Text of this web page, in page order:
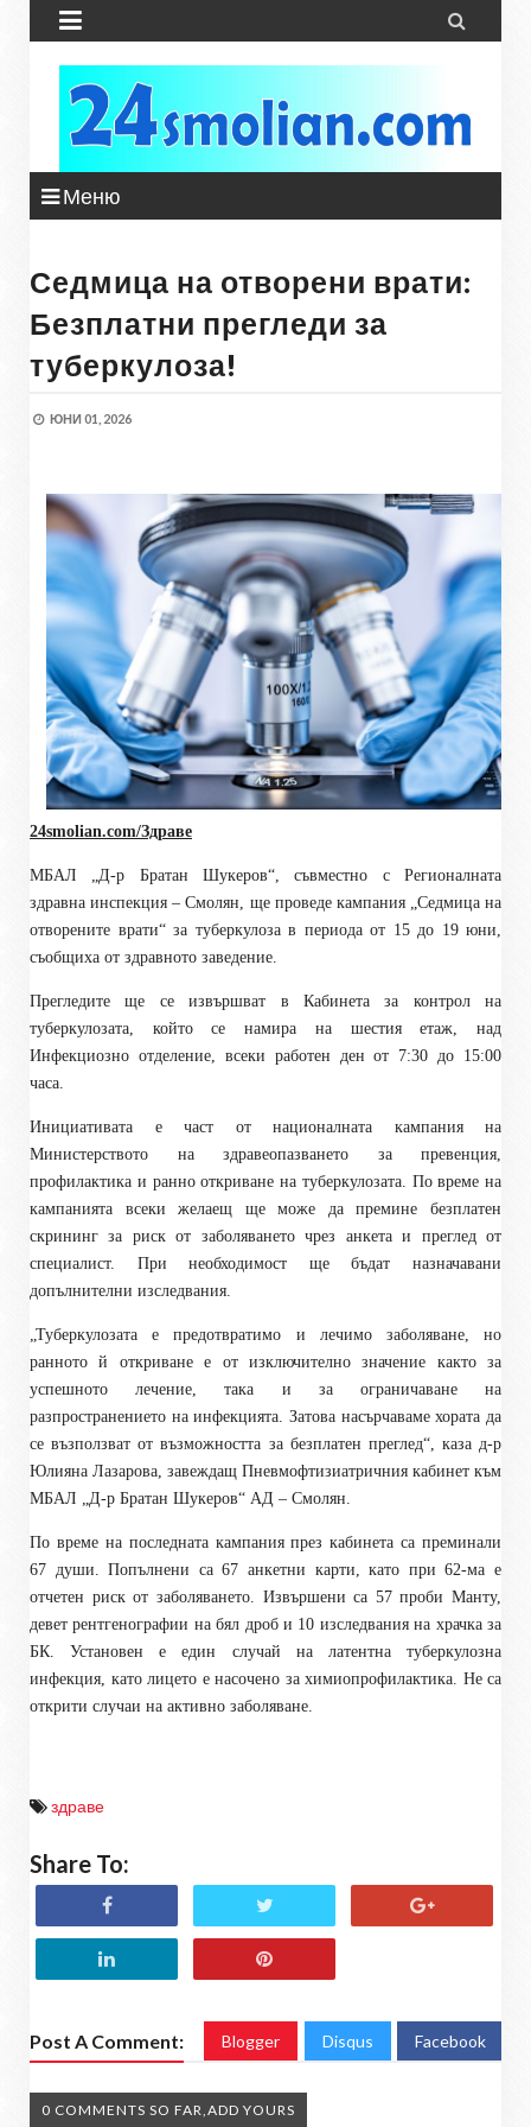
 
Меню
Седмица на отворени врати:
Безплатни прегледи за
туберкулоза!
ЮНИ 01, 2026
24smolian.com/Здраве
МБАЛ „Д-р Братан Шукеров“, съвместно с Регионалната
здравна инспекция – Смолян, ще проведе кампания „Седмица на
отворените врати“ за туберкулоза в периода от 15 до 19 юни,
съобщиха от здравното заведение.
Прегледите ще се извършват в Кабинета за контрол на
туберкулозата, който се намира на шестия етаж, над
Инфекциозно отделение, всеки работен ден от 7:30 до 15:00
часа.
Инициативата е част от националната кампания на
Министерството на здравеопазването за превенция,
профилактика и ранно откриване на туберкулозата. По време на
кампанията всеки желаещ ще може да премине безплатен
скрининг за риск от заболяването чрез анкета и преглед от
специалист. При необходимост ще бъдат назначавани
допълнителни изследвания.
„Туберкулозата е предотвратимо и лечимо заболяване, но
ранното й откриване е от изключително значение както за
успешното лечение, така и за ограничаване на
разпространението на инфекцията. Затова насърчаваме хората да
се възползват от възможността за безплатен преглед“, каза д-р
Юлияна Лазарова, завеждащ Пневмофтизиатричния кабинет към
МБАЛ „Д-р Братан Шукеров“ АД – Смолян.
По време на последната кампания през кабинета са преминали
67 души. Попълнени са 67 анкетни карти, като при 62-ма е
отчетен риск от заболяването. Извършени са 57 проби Манту,
девет рентгенографии на бял дроб и 10 изследвания на храчка за
БК. Установен е един случай на латентна туберкулозна
инфекция, като лицето е насочено за химиопрофилактика. Не са
открити случаи на активно заболяване.
здраве
Share To:
Post A Comment: Blogger Disqus Facebook
0 COMMENTS SO FAR,ADD YOURS